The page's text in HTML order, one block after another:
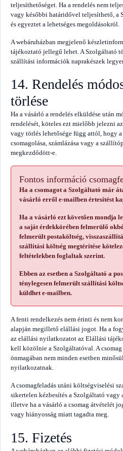
teljesíthetőséget. Ha a rendelés nem
vagy későbbi határidővel teljesíthető, a
és egyeztet a lehetséges megoldásokról.
A webáruházban megjelenő
tájékoztató jellegű lehet. A Szolgáltató
szállítási információk naprakészek
14. Rendelés
törlése
Ha a vásárló a rendelés elküldése után
rendelését, köteles ezt mielőbb jelezni
vagy törlés lehetősége függ attól, hogy
csomagolása, számlázása vagy a
megkezdődött-e.
Fontos információ
Ha a csomagot a Szolgáltató már
vásárló erről e-mailben értesítést
Ha a vásárló ezt követően mondja
a saját érdekkörében felmerülő
felmerült postaköltség,
szállítási költség megtérítése
feltételekben foglaltak szerint.
Ebben az esetben a Szolgáltató a
ténylegesen felmerült szállítási
küldhet e-mailben.
A fenti rendelkezés nem érinti és nem
alapján megillető elállási jogot. Ha a
az elállási nyilatkozatot az Elállási
kell közölnie a Szolgáltatóval. A csomag
önmagában nem minden esetben
nyilatkozatnak.
A csomagfeladás utáni költségviselési
sikertelen kézbesítés a Szolgáltató
illetve ha a vásárló a csomag átvételét
vagy hiányosság miatt tagadta meg.
15. Fizetés